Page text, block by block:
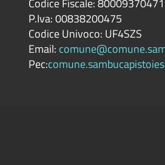
Codice Fiscale: 80009370471
P.Iva: 00838200475
Codice Univoco: UF4SZS
Email:
Pec: